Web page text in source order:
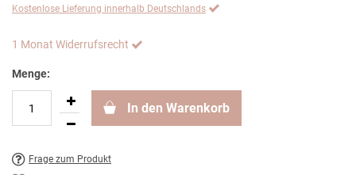
Kostenlose Lieferung innerhalb Deutschlands
1 Monat Widerrufsrecht
Menge:
In den Warenkorb
Frage zum Produkt